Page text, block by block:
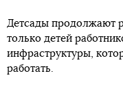
Детсады продолжают
только детей
инфраструктуры,
работать.